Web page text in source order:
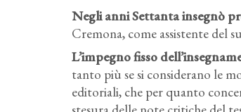
Negli anni Settanta insegnò
Cremona, come assistente del
L’impegno fisso
tanto più se si considerano le
editoriali, che per quanto